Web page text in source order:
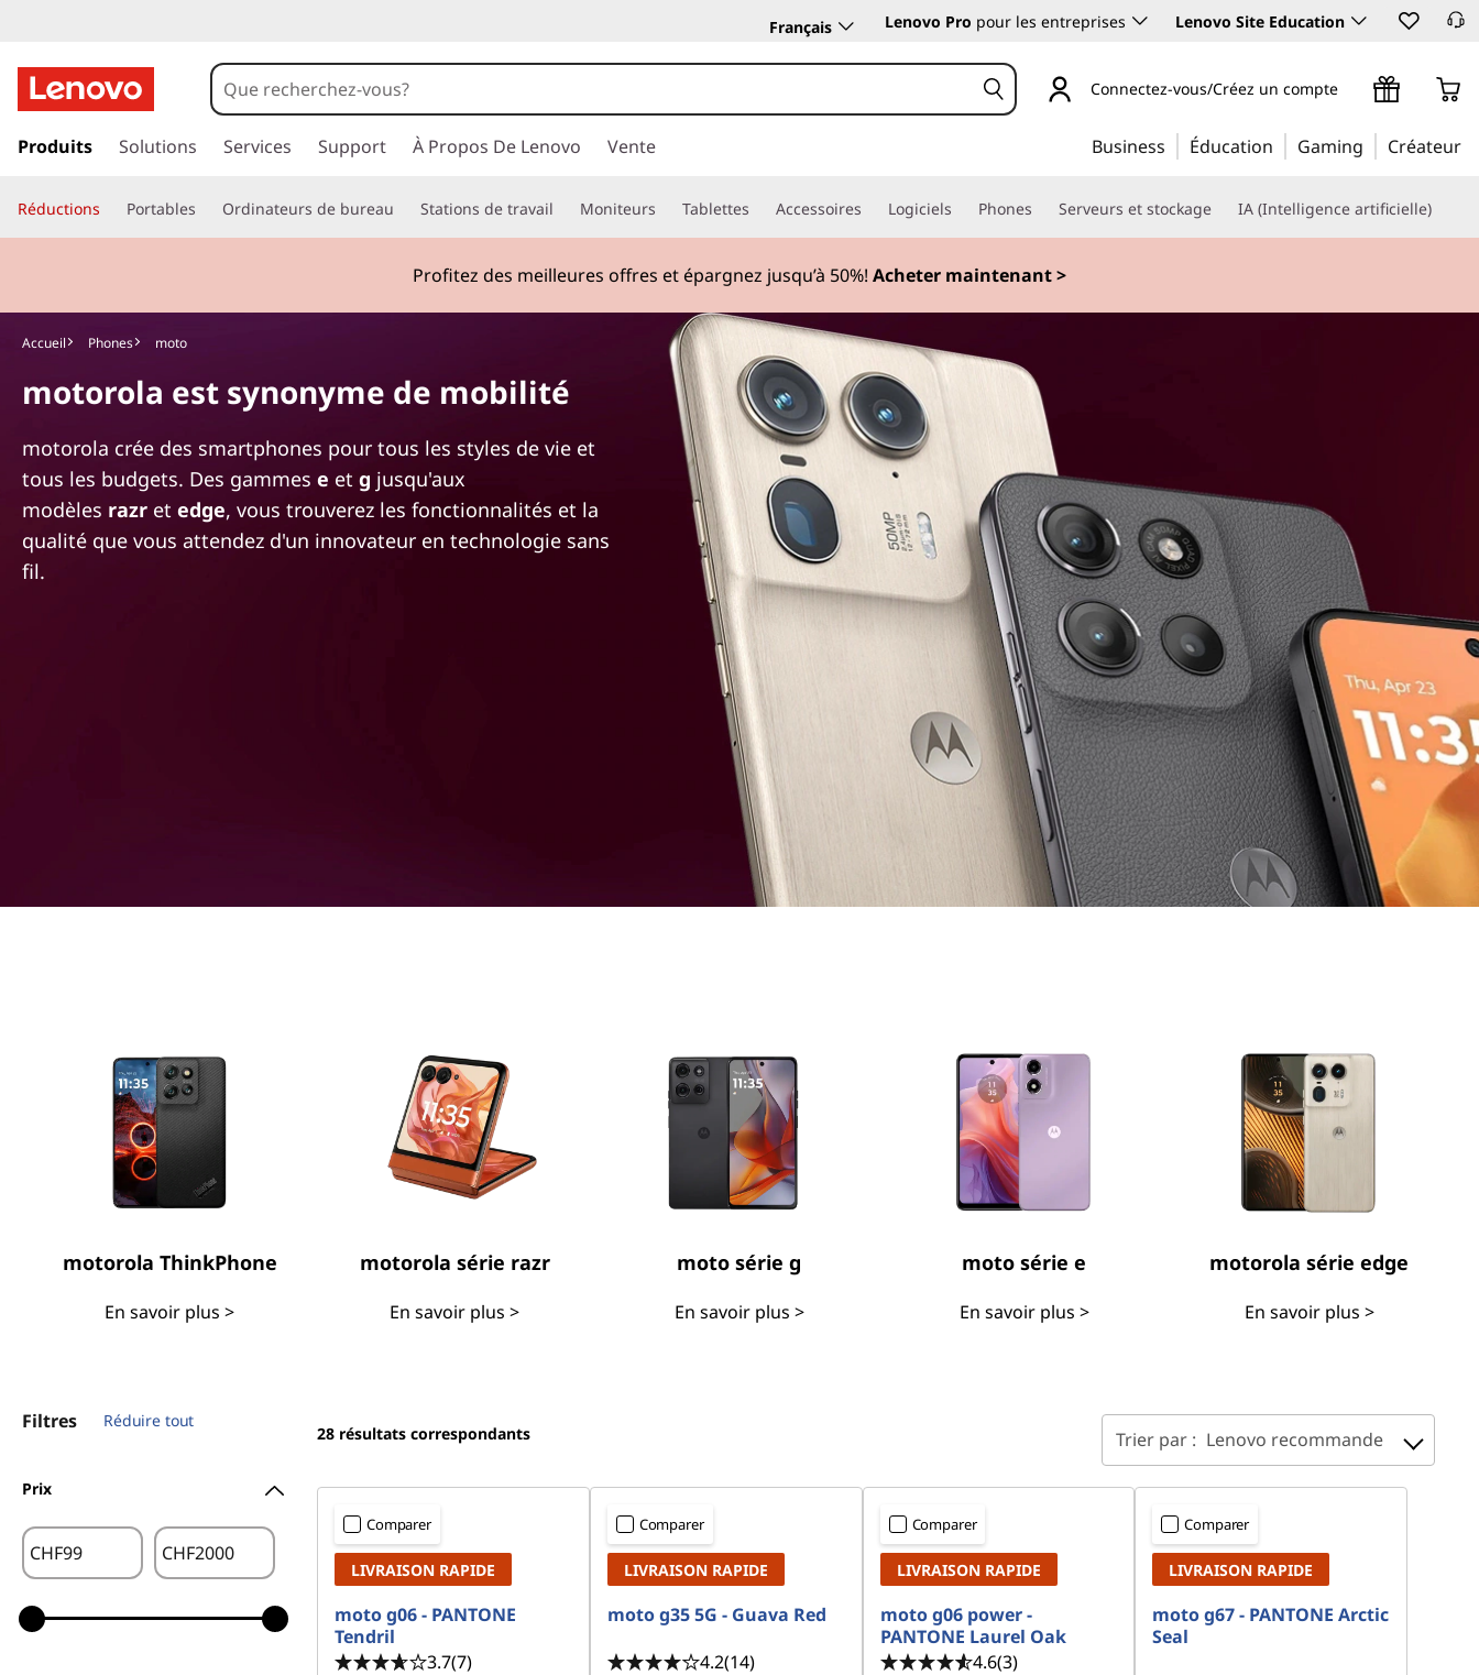
m
a
h
M
Français Lenovo Pro pour les entreprises Lenovo Site Education
a
e
r
c
o
u
p
r
n
c
Connectez-vous/Créez un compte
Produits Solutions Services Support À Propos De Lenovo Vente Business Éducation Gaming Créateur
Réductions Portables Ordinateurs de bureau Stations de travail Moniteurs Tablettes Accessoires Logiciels Phones Serveurs et stockage IA (Intelligence artificielle)
Profitez des meilleures offres et épargnez jusqu’à 50%! Acheter maintenant >
Accueil Phones moto
motorola est synonyme de mobilité
motorola crée des smartphones pour tous les styles de vie et
tous les budgets. Des gammes e et g jusqu'aux
modèles razr et edge, vous trouverez les fonctionnalités et la
qualité que vous attendez d'un innovateur en technologie sans
fil.
motorola ThinkPhone
En savoir plus >
motorola série razr
En savoir plus >
moto série g
En savoir plus >
moto série e
En savoir plus >
motorola série edge
En savoir plus >
Filtres Réduire tout
Prix
CHF CHF
28 résultats correspondants Trier par : Lenovo recommande
Comparer
LIVRAISON RAPIDE
moto g06 - PANTONE
Tendril
3.7(7)
Comparer
LIVRAISON RAPIDE
moto g35 5G - Guava Red
4.2(14)
Comparer
LIVRAISON RAPIDE
moto g06 power -
PANTONE Laurel Oak
4.6(3)
Comparer
LIVRAISON RAPIDE
moto g67 - PANTONE Arctic
Seal